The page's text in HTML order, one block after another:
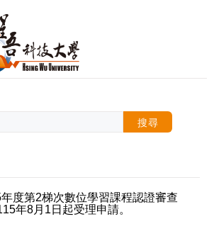
搜尋
度第2梯次數位學習課程認證審查
年8月1日起受理申請。